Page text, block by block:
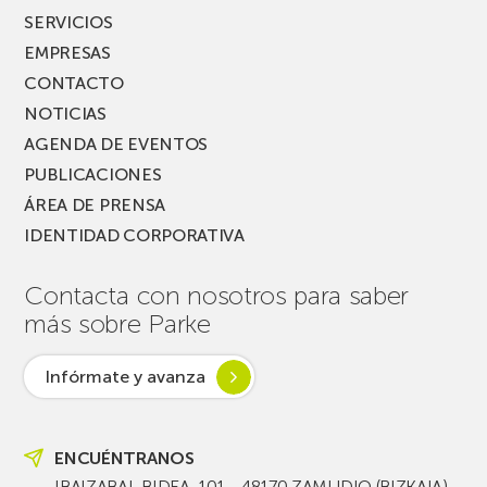
SERVICIOS
EMPRESAS
CONTACTO
NOTICIAS
AGENDA DE EVENTOS
PUBLICACIONES
ÁREA DE PRENSA
IDENTIDAD CORPORATIVA
Contacta con nosotros para saber
más sobre Parke
Infórmate y avanza
ENCUÉNTRANOS